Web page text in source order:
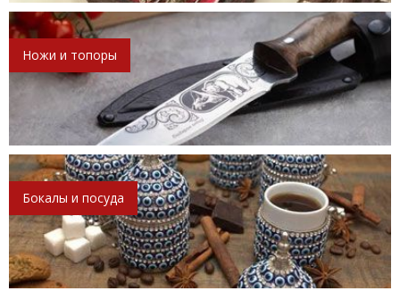
Ножи и топоры
Бокалы и посуда